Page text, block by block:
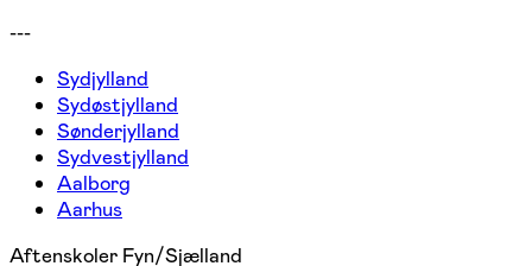
---
Sydjylland
Sydøstjylland
Sønderjylland
Sydvestjylland
Aalborg
Aarhus
Aftenskoler Fyn/Sjælland